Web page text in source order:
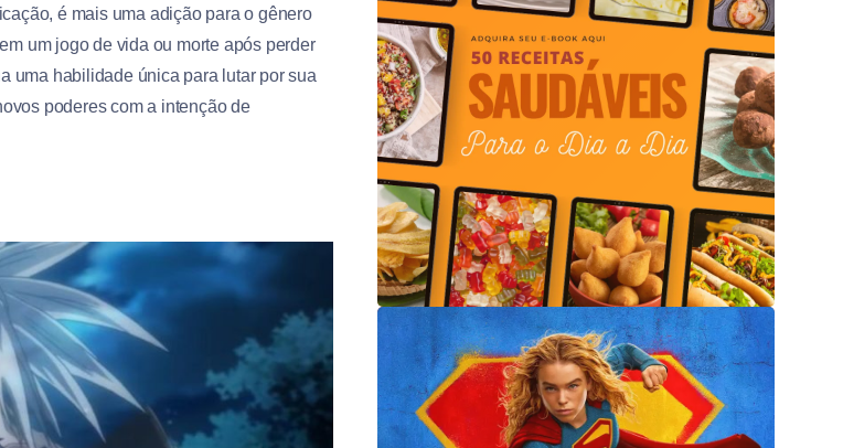
é mais uma adição para o gênero
um jogo de vida ou morte após perder
uma habilidade única para lutar por sua
poderes com a intenção de